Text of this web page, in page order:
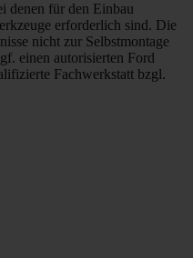
denen für den Einbau
erforderlich sind. Die
nicht zur Selbstmontage
einen autorisierten Ford
Fachwerkstatt bzgl.